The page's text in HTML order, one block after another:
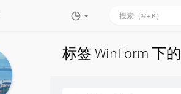
标签 WinForm 下